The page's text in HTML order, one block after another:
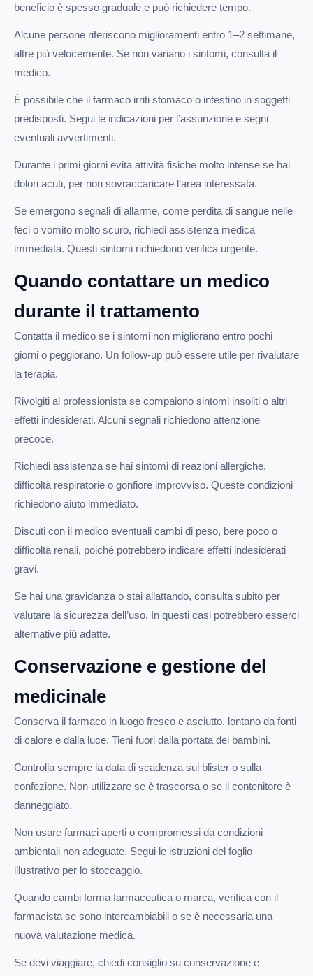
beneficio è spesso graduale e può richiedere tempo.
Alcune persone riferiscono miglioramenti entro 1–2 settimane,
altre più velocemente. Se non variano i sintomi, consulta il
medico.
È possibile che il farmaco irriti stomaco o intestino in soggetti
predisposti. Segui le indicazioni per l’assunzione e segni
eventuali avvertimenti.
Durante i primi giorni evita attività fisiche molto intense se hai
dolori acuti, per non sovraccaricare l’area interessata.
Se emergono segnali di allarme, come perdita di sangue nelle
feci o vomito molto scuro, richiedi assistenza medica
immediata. Questi sintomi richiedono verifica urgente.
Quando contattare un medico
durante il trattamento
Contatta il medico se i sintomi non migliorano entro pochi
giorni o peggiorano. Un follow-up può essere utile per rivalutare
la terapia.
Rivolgiti al professionista se compaiono sintomi insoliti o altri
effetti indesiderati. Alcuni segnali richiedono attenzione
precoce.
Richiedi assistenza se hai sintomi di reazioni allergiche,
difficoltà respiratorie o gonfiore improvviso. Queste condizioni
richiedono aiuto immediato.
Discuti con il medico eventuali cambi di peso, bere poco o
difficoltà renali, poiché potrebbero indicare effetti indesiderati
gravi.
Se hai una gravidanza o stai allattando, consulta subito per
valutare la sicurezza dell’uso. In questi casi potrebbero esserci
alternative più adatte.
Conservazione e gestione del
medicinale
Conserva il farmaco in luogo fresco e asciutto, lontano da fonti
di calore e dalla luce. Tieni fuori dalla portata dei bambini.
Controlla sempre la data di scadenza sul blister o sulla
confezione. Non utilizzare se è trascorsa o se il contenitore è
danneggiato.
Non usare farmaci aperti o compromessi da condizioni
ambientali non adeguate. Segui le istruzioni del foglio
illustrativo per lo stoccaggio.
Quando cambi forma farmaceutica o marca, verifica con il
farmacista se sono intercambiabili o se è necessaria una
nuova valutazione medica.
Se devi viaggiare, chiedi consiglio su conservazione e